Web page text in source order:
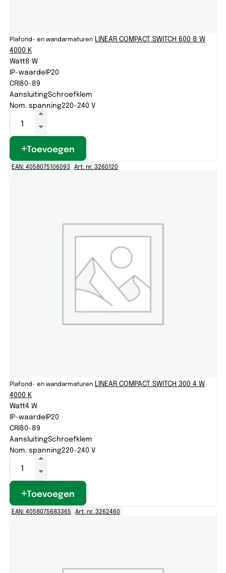
Plafond- en wandarmaturen LINEAR COMPACT SWITCH 600 8 W
4000 K
Watt8 W
IP-waardeIP20
CRI80-89
AansluitingSchroefklem
Nom. spanning220-240 V
Toevoegen
EAN: 4058075106093 Art. nr. 3260120
Plafond- en wandarmaturen LINEAR COMPACT SWITCH 300 4 W
4000 K
Watt4 W
IP-waardeIP20
CRI80-89
AansluitingSchroefklem
Nom. spanning220-240 V
Toevoegen
EAN: 4058075683365 Art. nr. 3262460